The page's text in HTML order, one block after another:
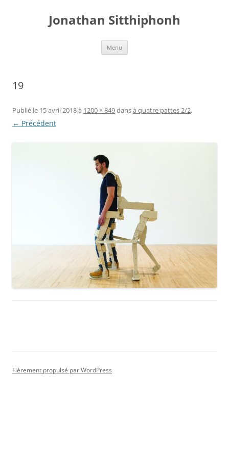
Jonathan Sitthiphonh
Menu
19
Publié le 15 avril 2018à 1200 × 849dansà quatre pattes 2/2.
← Précédent
Fièrement propulsé par WordPress